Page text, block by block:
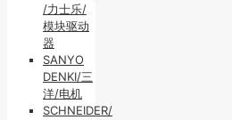
/力士乐/
模块驱动
器
SANYO
DENKI/三
洋/电机
SCHNEIDER/